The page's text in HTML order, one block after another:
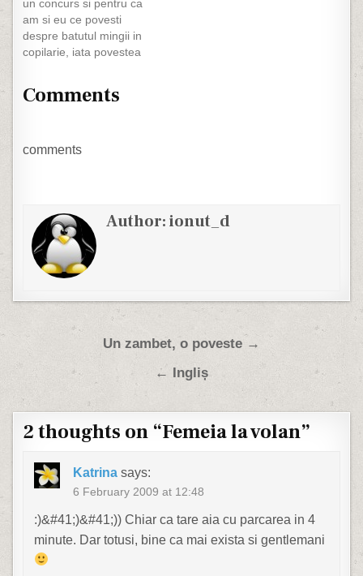
un concurs si pentru ca
am si eu ce povesti
despre batutul mingii in
copilarie, iata povestea
generatie ce a avut parte
daca aceasta ar exista,…
Comments
comments
Author:ionut_d
Post navigationUn zambet, o poveste →
← Ingliș
2 thoughts on “Femeia la volan”
Katrina says:
6 February 2009 at 12:48
:)&#41;)&#41;)) Chiar ca tare aia cu parcarea in 4
minute. Dar totusi, bine ca mai exista si gentlemani